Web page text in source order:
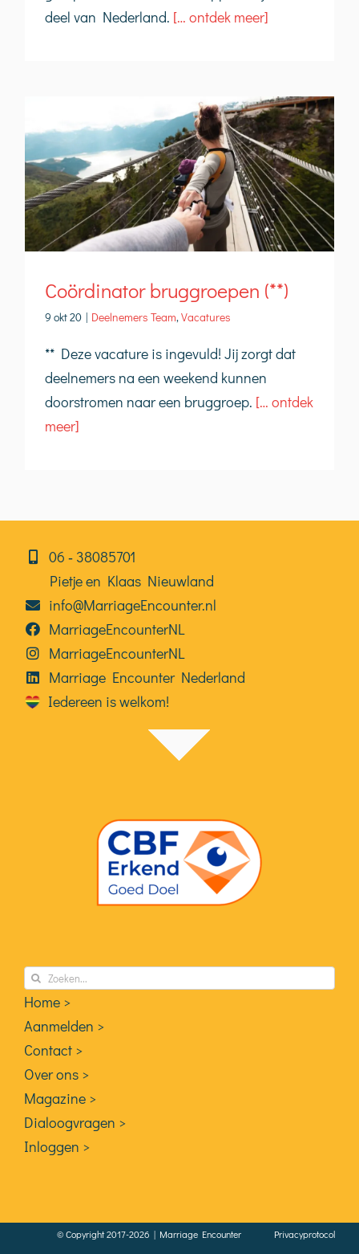
deel van Nederland. [… ontdek meer]
Coördinator bruggroepen (**)
9 okt 20 | Deelnemers Team,Vacatures
** Deze vacature is ingevuld! Jij zorgt dat
deelnemers na een weekend kunnen
doorstromen naar een bruggroep. [… ontdek
meer]
06⁠⁠ ‑ 38085701
Pietje en Klaas Nieuwland
info@MarriageEncounter.nl
MarriageEncounterNL
MarriageEncounterNL
Marriage Encounter Nederland
Iedereen is welkom!
Zoeken
naar:
Home >
Aanmelden >
Contact >
Over ons >
Magazine >
Dialoogvragen >
Inloggen >
© Copyright 2017-2026 | Marriage Encounter Privacyprotocol